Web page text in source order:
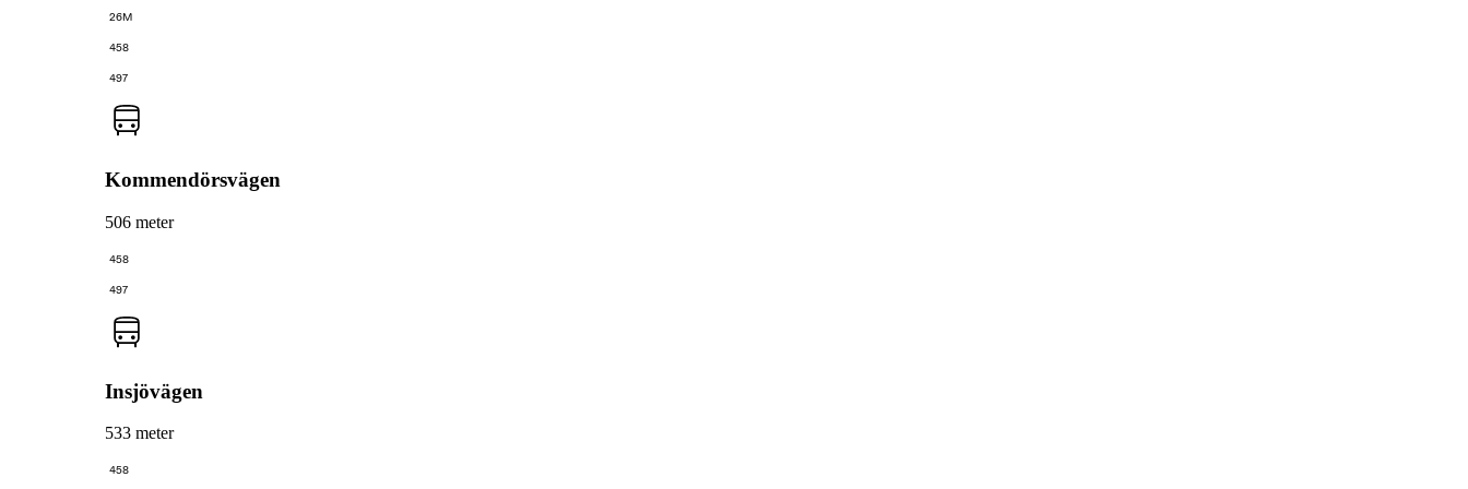
26M
458
497
Kommendörsvägen
506 meter
458
497
Insjövägen
533 meter
458